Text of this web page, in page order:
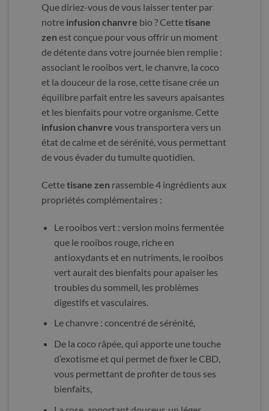
Que diriez-vous de vous laisser tenter par
notre infusion chanvre bio ? Cettetisane
zen est conçue pour vous offrir un moment
de détente dans votre journée bien remplie :
associant le rooibos vert, le chanvre, la coco
et la douceur de la rose, cette tisane crée un
équilibre parfait entre les saveurs apaisantes
et les bienfaits pour votre organisme. Cette
infusion chanvre vous transportera vers un
état de calme et de sérénité, vous permettant
de vous évader du tumulte quotidien.
Cettetisane zen rassemble 4 ingrédients aux
propriétés complémentaires :
Le rooibos vert : version moins fermentée
que le rooibos rouge, riche en
antioxydants et en nutriments, le rooibos
vert aurait des bienfaits pour apaiser les
troubles du sommeil, les problèmes
digestifs et vasculaires.
Le chanvre : concentré de sérénité,
De la coco râpée, qui apporte une touche
d’exotisme et qui permet de fixer le CBD,
vous permettant de profiter de tous ses
bienfaits,